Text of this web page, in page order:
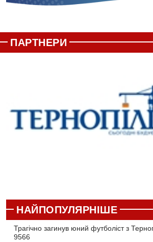
ПАРТНЕРИ
НАЙПОПУЛЯРНІШЕ
Трагічно загинув юний футболіст з
9566